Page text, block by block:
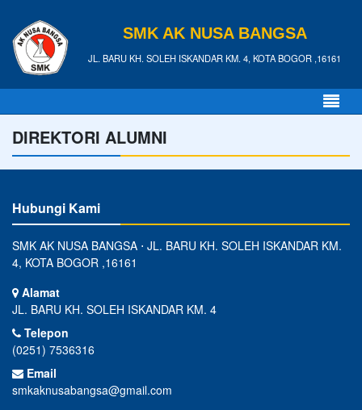
SMK AK NUSA BANGSA
JL. BARU KH. SOLEH ISKANDAR KM. 4, KOTA BOGOR ,16161
DIREKTORI ALUMNI
Hubungi Kami
SMK AK NUSA BANGSA ⋅ JL. BARU KH. SOLEH ISKANDAR KM.
4, KOTA BOGOR ,16161
Alamat
JL. BARU KH. SOLEH ISKANDAR KM. 4
Telepon
(0251) 7536316
Email
smkaknusabangsa@gmail.com